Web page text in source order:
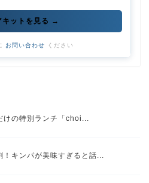
キットを見る →
お問い合わせ ください
けの特別ランチ「choi...
！キンパが美味すぎると話...